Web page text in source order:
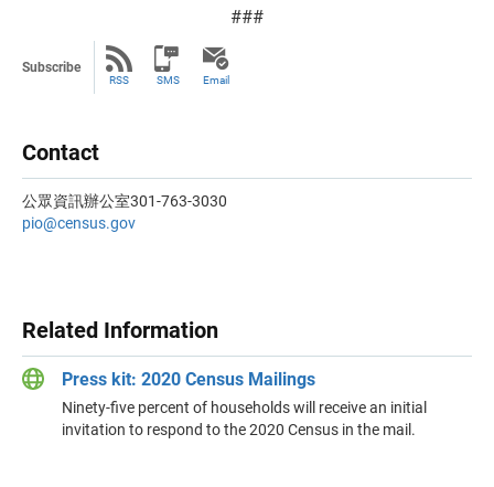
###
Subscribe
RSS SMS Email
Contact
公眾資訊辦公室301-763-3030
pio@census.gov
Related Information
Press kit: 2020 Census Mailings
Ninety-five percent of households will receive an initial
invitation to respond to the 2020 Census in the mail.